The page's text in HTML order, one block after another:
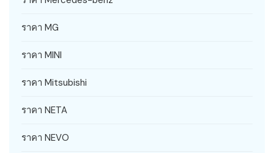
ราคา MG
ราคา MINI
ราคา Mitsubishi
ราคา NETA
ราคา NEVO